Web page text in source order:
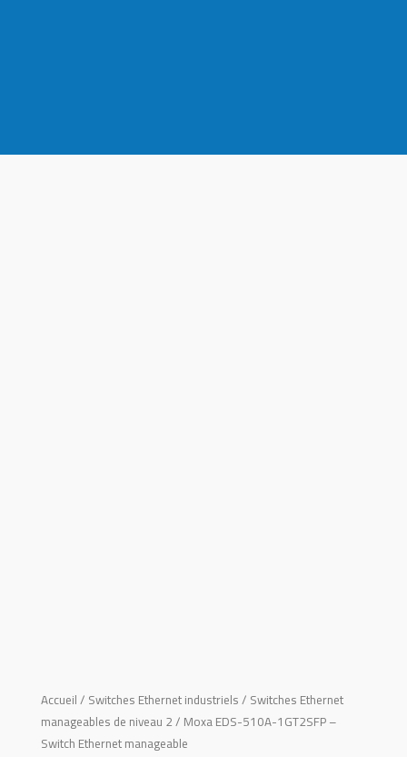
Accueil / Switches Ethernet industriels / Switches Ethernet
manageables de niveau 2 / Moxa EDS-510A-1GT2SFP –
Switch Ethernet manageable